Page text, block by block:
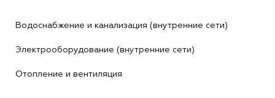
Водоснабжение и канализация (внутренние сети)
Электрооборудование (внутренние сети)
Отопление и вентиляция